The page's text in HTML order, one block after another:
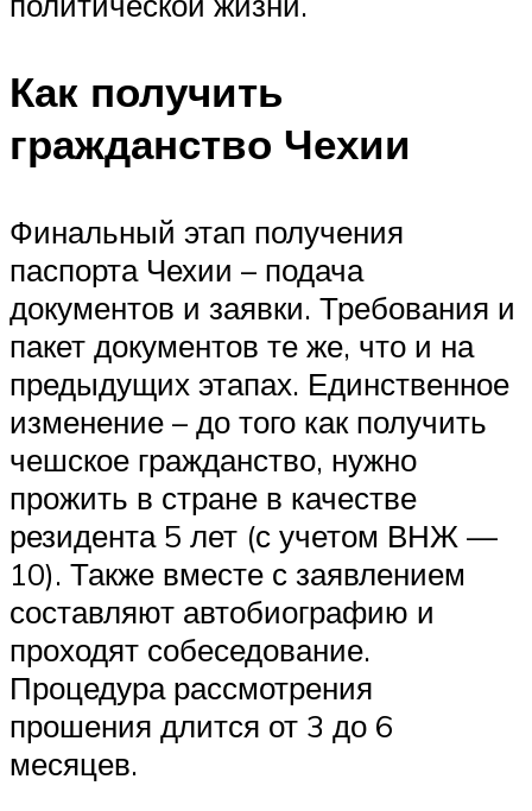
Как получить
гражданство Чехии
Финальный этап получения
паспорта Чехии – подача
документов и заявки. Требования и
пакет документов те же, что и на
предыдущих этапах. Единственное
изменение – до того как получить
чешское гражданство, нужно
прожить в стране в качестве
резидента 5 лет (с учетом ВНЖ —
10). Также вместе с заявлением
составляют автобиографию и
проходят собеседование.
Процедура рассмотрения
прошения длится от 3 до 6
месяцев.